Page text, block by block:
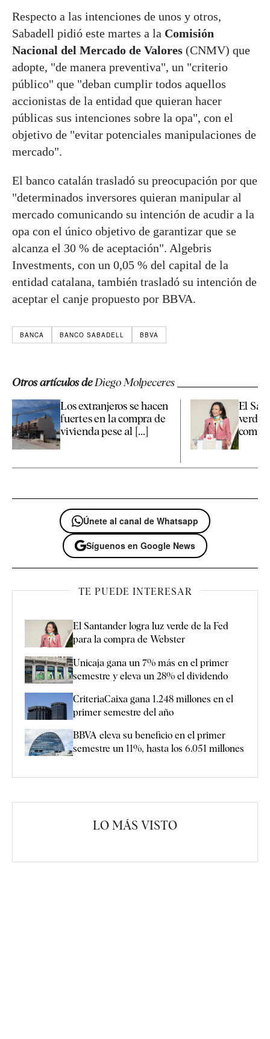
Respecto a las intenciones de unos y otros,
Sabadell pidió este martes a la Comisión
Nacional del Mercado de Valores (CNMV) que
adopte, "de manera preventiva", un "criterio
público" que "deban cumplir todos aquellos
accionistas de la entidad que quieran hacer
públicas sus intenciones sobre la opa", con el
objetivo de "evitar potenciales manipulaciones de
mercado".
El banco catalán trasladó su preocupación por que
"determinados inversores quieran manipular al
mercado comunicando su intención de acudir a la
opa con el único objetivo de garantizar que se
alcanza el 30 % de aceptación". Algebris
Investments, con un 0,05 % del capital de la
entidad catalana, también trasladó su intención de
aceptar el canje propuesto por BBVA.
BANCA BANCO SABADELL BBVA
Otros artículos deDiego Molpeceres
Los extranjeros se hacen
fuertes en la compra de
vivienda pese al [...]
El
verde
Únete al canal de Whatsapp
Síguenos en Google News
TE PUEDE INTERESAR
El Santander logra luz verde de la Fed
para la compra de Webster
Unicaja gana un 7% más en el primer
semestre y eleva un 28% el dividendo
CriteriaCaixa gana 1.248 millones en el
primer semestre del año
BBVA eleva su beneficio en el primer
semestre un 11%, hasta los 6.051 millones
LO MÁS VISTO